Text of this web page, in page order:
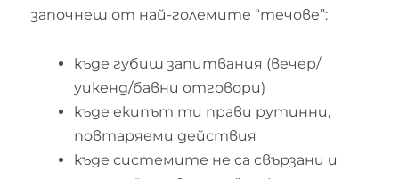
започнеш от най-големите “течове”:
къде губиш запитвания (вечер/
уикенд/бавни отговори)
къде екипът ти прави рутинни,
повтаряеми действия
къде системите не са свързани и